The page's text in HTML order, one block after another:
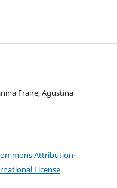
Fraire, Agustina
Attribution-
License.